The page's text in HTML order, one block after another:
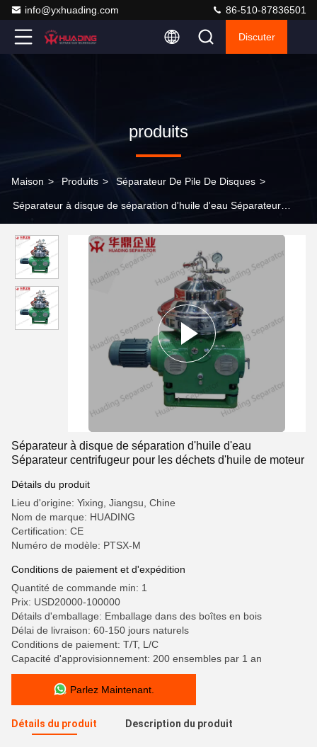
info@yxhuading.com 86-510-87836501
Discuter
produits
Maison > Produits > Séparateur De Pile De Disques >
Séparateur à disque de séparation d'huile d'eau Séparateur
Séparateur à disque de séparation d'huile d'eau
Séparateur centrifugeur pour les déchets d'huile de moteur
Détails du produit
Lieu d'origine: Yixing, Jiangsu, Chine
Nom de marque: HUADING
Certification: CE
Numéro de modèle: PTSX-M
Conditions de paiement et d'expédition
Quantité de commande min: 1
Prix: USD20000-100000
Détails d'emballage: Emballage dans des boîtes en bois
Délai de livraison: 60-150 jours naturels
Conditions de paiement: T/T, L/C
Capacité d'approvisionnement: 200 ensembles par 1 an
Parlez Maintenant.
Détails du produit Description du produit